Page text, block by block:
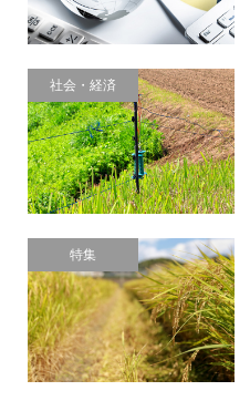
社会・経済
特集